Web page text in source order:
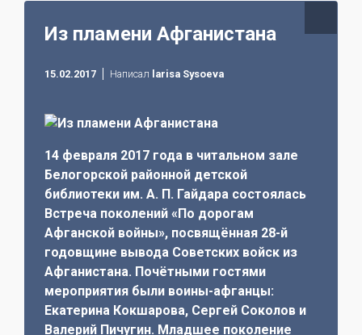
Из пламени Афганистана
15.02.2017 Написал larisa Sysoeva
14 февраля 2017 года в читальном зале
Белогорской районной детской
библиотеки им. А. П. Гайдара состоялась
Встреча поколений «По дорогам
Афганской войны», посвящённая 28-й
годовщине вывода Советских войск из
Афганистана. Почётными гостями
мероприятия были воины-афганцы:
Екатерина Кокшарова, Сергей Соколов и
Валерий Пичугин. Младшее поколение